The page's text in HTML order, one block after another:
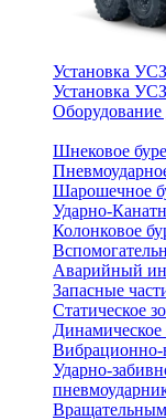
Установка
Установка
Оборудование
Шнековое
Шарошечное
Ударно-
Колонковое
Аварийный
Запасные
Статическое
Динамическое
Вибрационно-
Ударно-